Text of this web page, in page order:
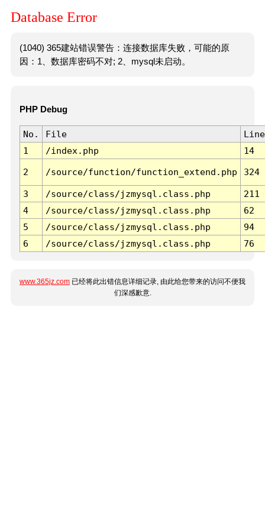
Database Error
(1040) 365建站错误警告：连接数据库失败，可能的原
因：1、数据库密码不对; 2、mysql未启动。
PHP Debug
No. File
Line
1
/index.php 14
2 /source/function/function_extend.php 324
3 /source/class/jzmysql.class.php
211
4
/source/class/jzmysql.class.php
62
5
/source/class/jzmysql.class.php
94
6
/source/class/jzmysql.class.php 76
www.365jz.com 已经将此出错信息详细记录, 由此给您带来的访问不便我
们深感歉意.